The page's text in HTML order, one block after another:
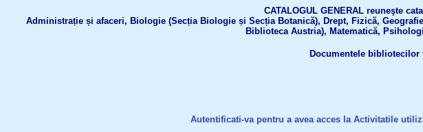
CATALOGUL GENERAL reuneşte
Administrație și afaceri, Biologie (Secția Biologie și Secția Botanică), Drept, Fizică,
Biblioteca Austria), Matematică,
Documentele
Autentificati-va pentru a avea acces la Activitatile